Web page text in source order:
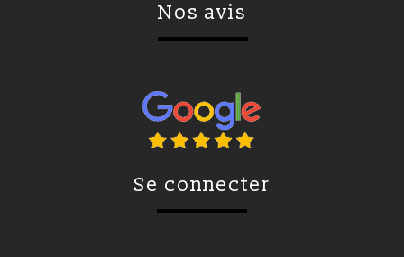
nos avis
se connecter